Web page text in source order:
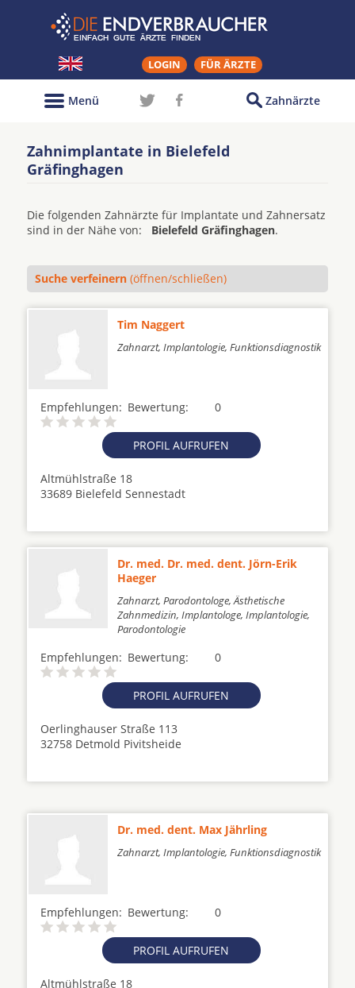
LOGIN FÜR ÄRZTE
Zahnärzte
Menü
Zahnimplantate in Bielefeld
Gräfinghagen
Die folgenden Zahnärzte für Implantate und Zahnersatz
sind in der Nähe von: Bielefeld Gräfinghagen.
Suche verfeinern (öffnen/schließen)
Tim Naggert
Zahnarzt, Implantologie, Funktionsdiagnostik
Empfehlungen: 0
Bewertung:
PROFIL AUFRUFEN
Altmühlstraße 18
33689 Bielefeld Sennestadt
Dr. med. Dr. med. dent. Jörn-Erik
Haeger
Zahnarzt, Parodontologe, Ästhetische
Zahnmedizin, Implantologe, Implantologie,
Parodontologie
Empfehlungen: 0
Bewertung:
PROFIL AUFRUFEN
Oerlinghauser Straße 113
32758 Detmold Pivitsheide
Dr. med. dent. Max Jährling
Zahnarzt, Implantologie, Funktionsdiagnostik
Empfehlungen: 0
Bewertung:
PROFIL AUFRUFEN
Altmühlstraße 18